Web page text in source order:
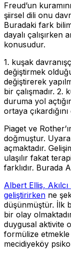
Freud’un
şiirsel dili onu
Buradaki fark
dayalı çalışırken
konusudur.
1. kuşak
değiştirmek
değiştirerek
bir çalışmadır. 2.
duruma yol
ortaya
Piaget ve
doğmuştur.
açmaktadır.
ulaşılır fakat
farklıdır. Burada
Albert Ellis,
geliştirirken ne
düşünmüştür. İlk
bir olay
duygusal aktivite
formülize etmekle
mecidiyeköy